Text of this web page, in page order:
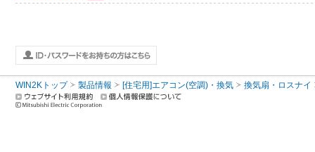
WIN2Kトップ 製品情報 [住宅用]エアコン(空調)・換気 換気扇・ロスナイ